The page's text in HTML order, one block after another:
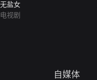
无盐女
电视剧
自媒体